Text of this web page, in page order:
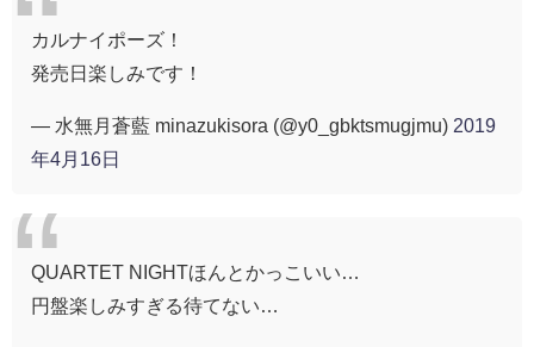
カルナイポーズ！
発売日楽しみです！
— 水無月蒼藍 minazukisora (@y0_gbktsmugjmu) 2019
年4月16日
QUARTET NIGHTほんとかっこいい…
円盤楽しみすぎる待てない…